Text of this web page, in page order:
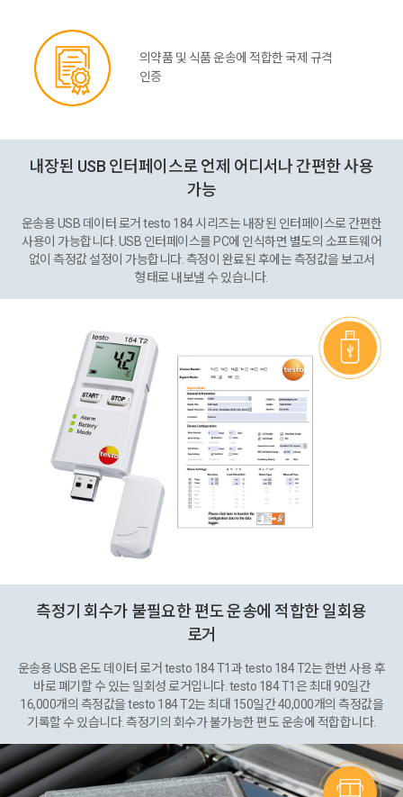
의약품 및 식품 운송에 적합한 국제 규격
인증
내장된 USB 인터페이스로 언제 어디서나 간편한 사용
가능
운송용 USB 데이터 로거 testo 184 시리즈는 내장된 인터페이스로 간편한
사용이 가능합니다. USB 인터페이스를 PC에 인식하면 별도의 소프트웨어
없이 측정값 설정이 가능합니다. 측정이 완료된 후에는 측정값을 보고서
형태로 내보낼 수 있습니다.
측정기 회수가 불필요한 편도 운송에 적합한 일회용
로거
운송용 USB 온도 데이터 로거 testo 184 T1과 testo 184 T2는 한번 사용 후
바로 폐기할 수 있는 일회성 로거입니다. testo 184 T1은 최대 90일간
16,000개의 측정값을 testo 184 T2는 최대 150일간 40,000개의 측정값을
기록할 수 있습니다. 측정기의 회수가 불가능한 편도 운송에 적합합니다.